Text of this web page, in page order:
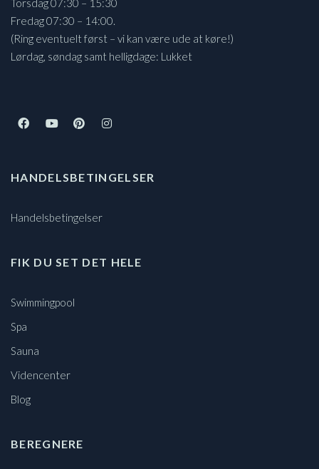
Torsdag 07:30 – 15:30
Fredag 07:30 – 14:00.
(Ring eventuelt først – vi kan være ude at køre!)
Lørdag, søndag samt helligdage: Lukket
HANDELSBETINGELSER
Handelsbetingelser
FIK DU SET DET HELE
Swimmingpool
Spa
Sauna
Videncenter
Blog
BEREGNERE